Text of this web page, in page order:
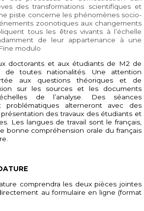
des transformations scientifiques et
piste concerne les phénomènes socio-
zoonotiques aux changements
tous les êtres vivants à l’échelle
de leur appartenance à une
modulo
doctorants et aux étudiants de M2 de
de toutes nationalités. Une attention
aux questions théoriques et de
sur les sources et les documents
de l’analyse. Des séances
problématiques alterneront avec des
des travaux des étudiants et
Les langues de travail sont le français,
bonne compréhension orale du français
comprendra les deux pièces jointes
au formulaire en ligne (format